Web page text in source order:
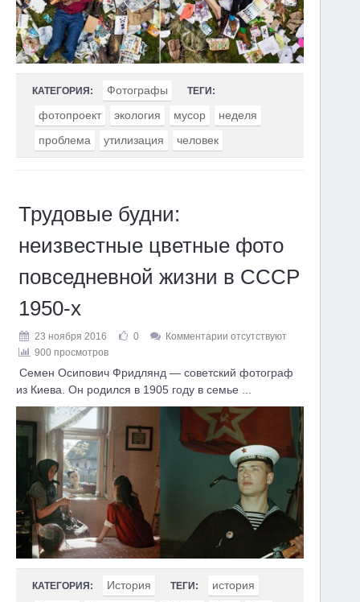
КАТЕГОРИЯ: Фотографы ТЕГИ:
фотопроект экология мусор
неделя
проблема
утилизация человек
Трудовые будни:
неизвестные цветные фото
повседневной жизни в СССР
1950-х
23 ноября 2016 0
Комментарии отсутствуют
900 просмотров
Семен Осипович Фридлянд — советский фотограф
из Киева. Он родился в 1905 году в семье ...
КАТЕГОРИЯ: История ТЕГИ:
история